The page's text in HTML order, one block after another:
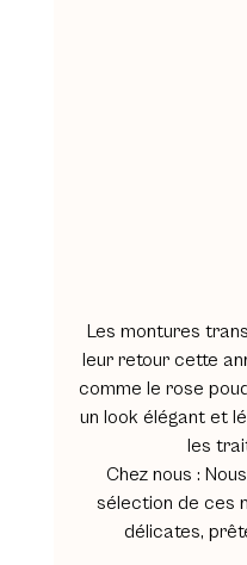
Les montures
leur retour cette
comme le rose
un look élégant et
les
Chez nous :
sélection de ces
délicates,